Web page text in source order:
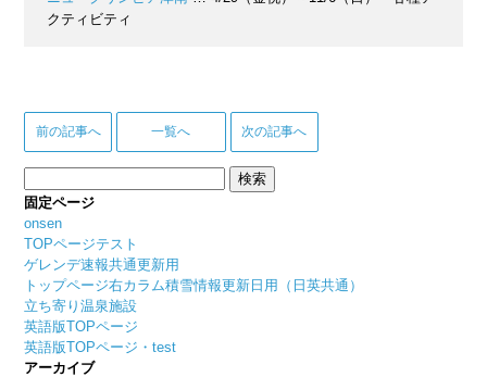
クティビティ
前の記事へ 一覧へ 次の記事へ
索:
固定ページ
onsen
TOPページテスト
ゲレンデ速報共通更新用
トップページ右カラム積雪情報更新日用（日英共通）
立ち寄り温泉施設
英語版TOPページ
英語版TOPページ・test
アーカイブ